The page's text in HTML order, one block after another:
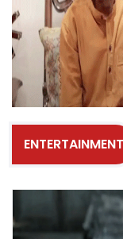
ENTERTAINMENT